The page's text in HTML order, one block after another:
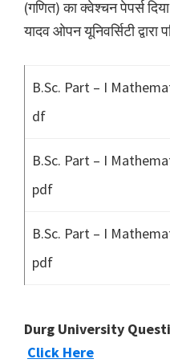
(गणित) का क्वेश्चन पेपर्स
यादव ओपन यूनिवर्सिटी
B.Sc. Part – I
df
B.Sc. Part – I
pdf
B.Sc. Part – I
pdf
Durg University
Click Here